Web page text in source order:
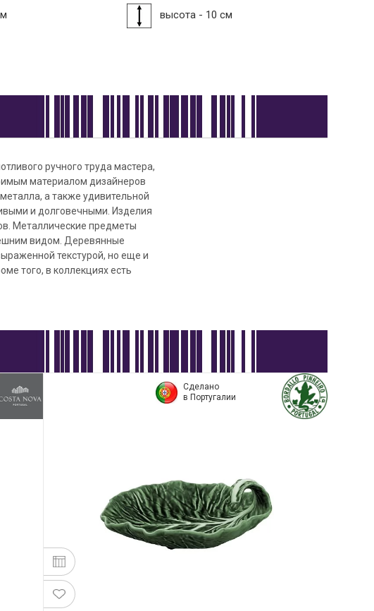
высота - 10 см
ручного труда мастера,
материалом дизайнеров
а также удивительной
и долговечными. Изделия
Металлические предметы
видом. Деревянные
текстурой, но еще и
того, в коллекциях есть
Сделано
в Португалии